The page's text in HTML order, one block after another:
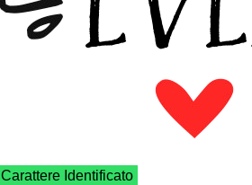
Carattere Identificato